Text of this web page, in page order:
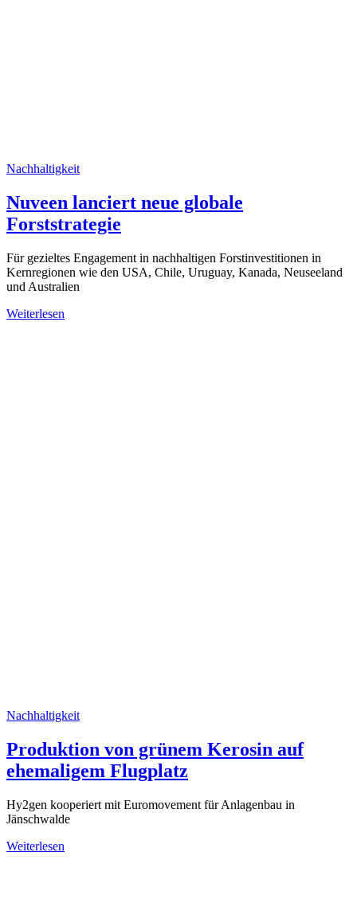
Nachhaltigkeit
Nuveen lanciert neue globale
Forststrategie
Für gezieltes Engagement in nachhaltigen Forstinvestitionen in
Kernregionen wie den USA, Chile, Uruguay, Kanada, Neuseeland
und Australien
Weiterlesen
Nachhaltigkeit
Produktion von grünem Kerosin auf
ehemaligem Flugplatz
Hy2gen kooperiert mit Euromovement für Anlagenbau in
Jänschwalde
Weiterlesen